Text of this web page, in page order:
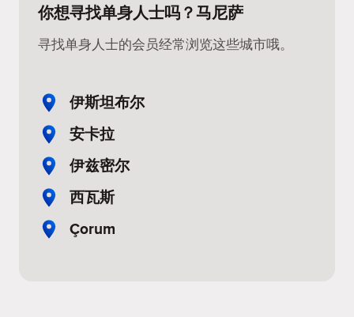
你想寻找单身人士吗？马尼萨
寻找单身人士的会员经常浏览这些城市哦。
伊斯坦布尔
安卡拉
伊兹密尔
西瓦斯
Çorum